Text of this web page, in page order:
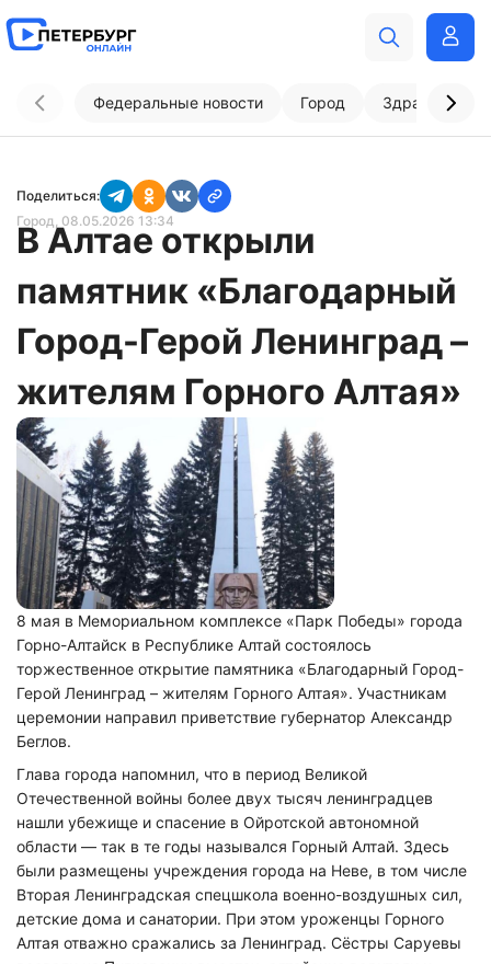
Федеральные новости Город
Поделиться:
Город, 08.05.2026 13:34
В Алтае открыли
памятник «Благодарный
Город-Герой Ленинград –
жителям Горного Алтая»
8 мая в Мемориальном комплексе «Парк Победы» города
Горно-Алтайск в Республике Алтай состоялось
торжественное открытие памятника «Благодарный Город-
Герой Ленинград – жителям Горного Алтая». Участникам
церемонии направил приветствие губернатор Александр
Беглов.
Глава города напомнил, что в период Великой
Отечественной войны более двух тысяч ленинградцев
нашли убежище и спасение в Ойротской автономной
области — так в те годы назывался Горный Алтай. Здесь
были размещены учреждения города на Неве, в том числе
Вторая Ленинградская спецшкола военно-воздушных сил,
детские дома и санатории. При этом уроженцы Горного
Алтая отважно сражались за Ленинград. Сёстры Саруевы